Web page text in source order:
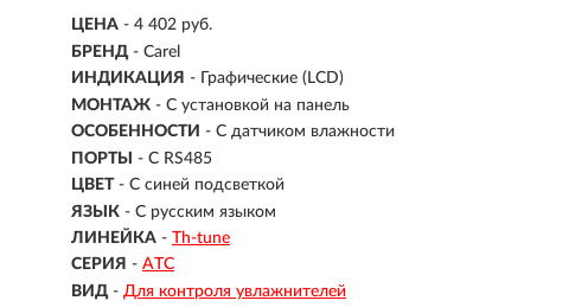
ЦЕНА - 4 402 руб.
БРЕНД - Carel
ИНДИКАЦИЯ - Графические (LCD)
МОНТАЖ - С установкой на панель
ОСОБЕННОСТИ - С датчиком влажности
ПОРТЫ
- С RS485
ЦВЕТ - С синей подсветкой
ЯЗЫК - С русским языком
ЛИНЕЙКА - Th-tune
СЕРИЯ - ATC
ВИД - Для контроля увлажнителей